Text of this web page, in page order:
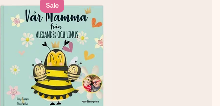
Sale